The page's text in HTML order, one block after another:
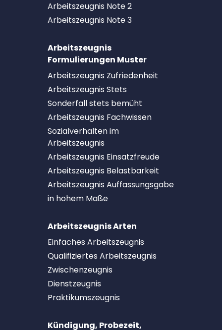
Arbeitszeugnis Note 2
Arbeitszeugnis Note 3
Arbeitszeugnis
Formulierungen Muster
Arbeitszeugnis Zufriedenheit
Arbeitszeugnis Stets
Sonderfall stets bemüht
Arbeitszeugnis Fachwissen
Sozialverhalten im
Arbeitszeugnis
Arbeitszeugnis Einsatzfreude
Arbeitszeugnis Belastbarkeit
Arbeitszeugnis Auffassungsgabe
in hohem Maße
Arbeitszeugnis Arten
Einfaches Arbeitszeugnis
Qualifiziertes Arbeitszeugnis
Zwischenzeugnis
Dienstzeugnis
Praktikumszeugnis
Kündigung, Probezeit,